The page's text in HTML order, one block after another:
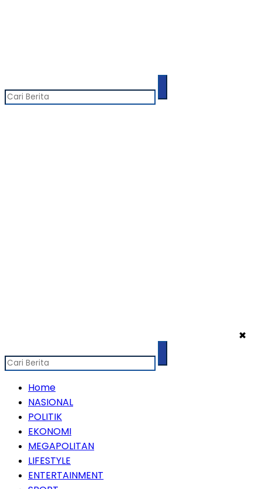
✖
Home
NASIONAL
POLITIK
EKONOMI
MEGAPOLITAN
LIFESTYLE
ENTERTAINMENT